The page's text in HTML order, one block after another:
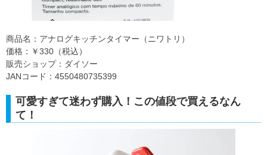
商品名：アナログキッチンタイマー（ニワトリ）
価格：￥330（税込）
販売ショップ：ダイソー
JANコード：4550480735399
可愛すぎて迷わず購入！この値段で買えるなん
て！